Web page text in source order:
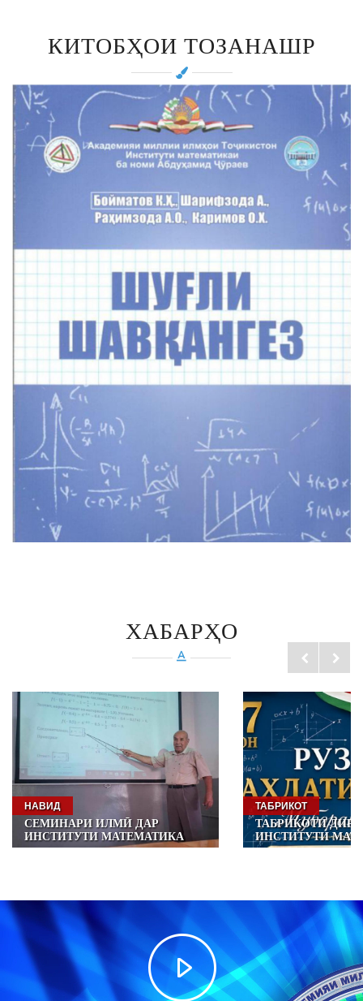
КИТОБҲОИ ТОЗАНАШР
ХАБАРҲО
ТАБРИКОТ
ТАБРИКОТИ ДИРЕКТОРИ
ИНСТИТУТИ МАТЕМАТИКАИ
БА НОМИ АКАДЕМИК А.
НАВОРҲОИ ВИДЕОӢ
ПАЁМИ
ПРЕЗИДЕНТИ
ТОҶИКИСТОН,
ҚАТЪНОМАИ
МИЛАЛИ
УНВОНИ
БАЙНАЛМИЛАЛӢ
ТАҲКИМИ СУЛҲ
НАСЛҲОИ
2027 – 2036» ВА
МИ